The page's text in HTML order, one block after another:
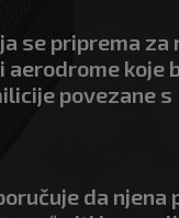
se priprema za
aerodrome koje
povezane s
da njena